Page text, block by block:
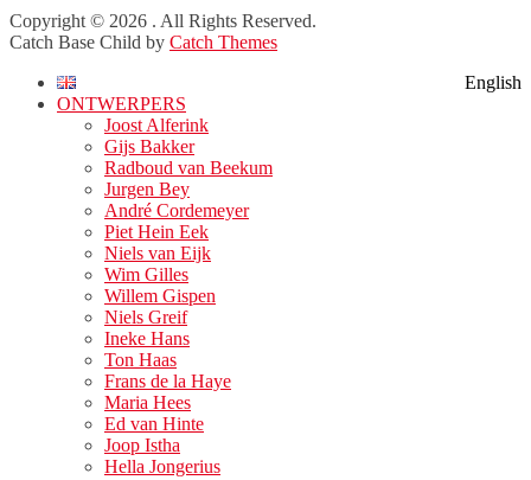
Facebook
Twitter
LinkedIn
Copyright © 2026 . All Rights Reserved.
Catch Base Child by Catch Themes
English
ONTWERPERS
Joost Alferink
Gijs Bakker
Radboud van Beekum
Jurgen Bey
André Cordemeyer
Piet Hein Eek
Niels van Eijk
Wim Gilles
Willem Gispen
Niels Greif
Ineke Hans
Ton Haas
Frans de la Haye
Maria Hees
Ed van Hinte
Joop Istha
Hella Jongerius